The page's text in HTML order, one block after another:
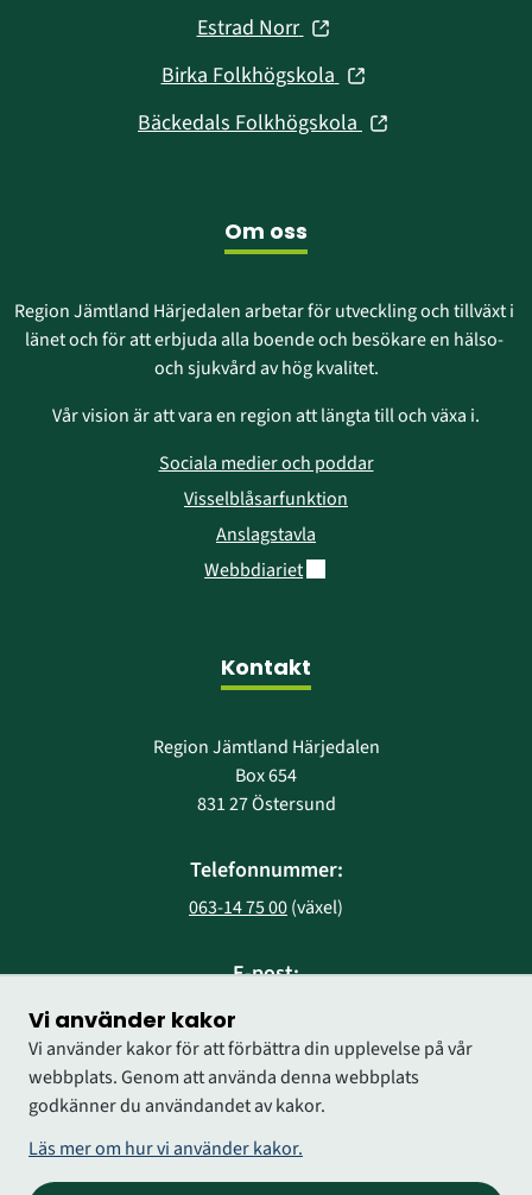
Vi använder kakor
Vi använder kakor för att förbättra din upplevelse på vår
webbplats. Genom att använda denna webbplats
godkänner du användandet av kakor.
Läs mer om hur vi använder kakor.
Estrad Norr (öppnas
nytt
fönster)
Birka Folkhögskola (öppnas
nytt
Bäckedals Folkhögskola (öppnas
Om oss
Region Jämtland Härjedalen arbetar för utveckling och tillväxt i
länet och för att erbjuda alla boende och besökare en hälso-
och sjukvård av hög kvalitet.
Vår vision är att vara en region att längta till och växa i.
Sociala medier och poddar
Visselblåsarfunktion
Anslagstavla
WebbdiarietLänk till annan webbplats.
Kontakt
Region Jämtland Härjedalen
Box 654
831 27 Östersund
Telefonnummer:
063-14 75 00 (växel)
E-post:
region@regionjh.se